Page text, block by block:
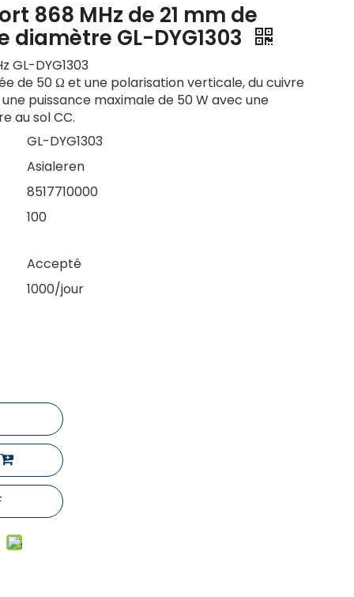
868 MHz de 21 mm de
diamètre GL-DYG1303
GL-DYG1303
de 50 Ω et une polarisation verticale, du cuivre
puissance maximale de 50 W avec une
au sol CC.
GL-DYG1303
Asialeren
8517710000
100
Accepté
1000/jour